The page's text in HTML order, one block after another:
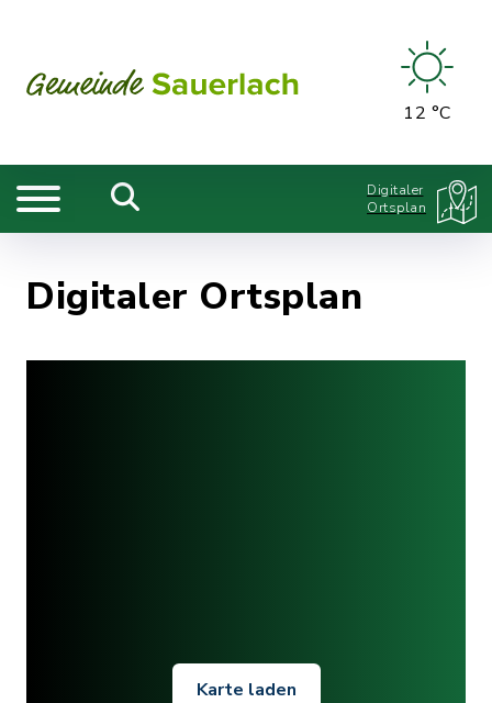
12 °C
Digitaler
Ortsplan
Digitaler Ortsplan
Karte laden